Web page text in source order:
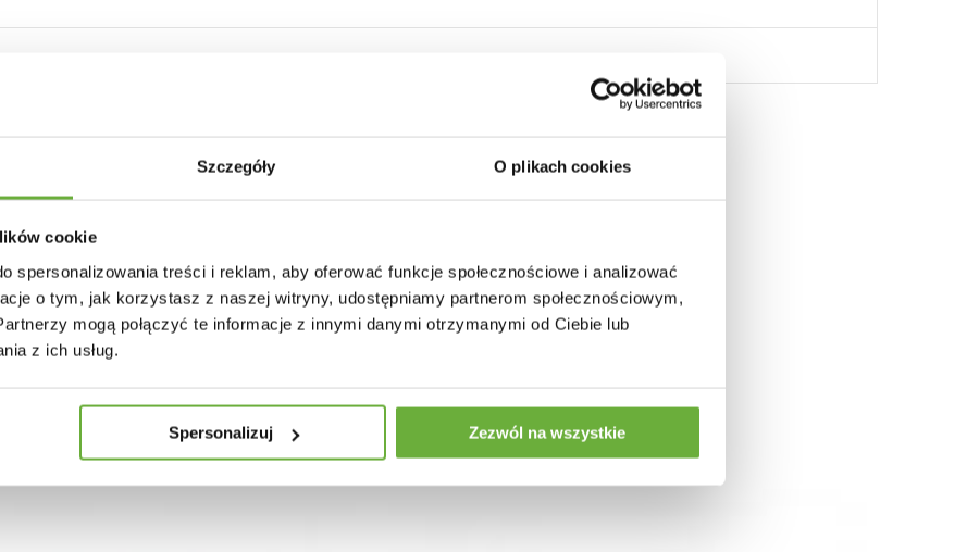
Szczegóły O plikach cookies
cookie
spersonalizowania treści i reklam, aby oferować funkcje społecznościowe i analizować
o tym, jak korzystasz z naszej witryny, udostępniamy partnerom społecznościowym,
mogą połączyć te informacje z innymi danymi otrzymanymi od Ciebie lub
z ich usług.
Spersonalizuj Zezwól na wszystkie
INNYCH PRODUKTÓW W TEJ SAMEJ KATEGORII: